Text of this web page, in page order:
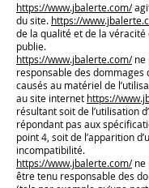
https://www.jbalerte.com/
du site. https://
de la qualité et de la véracité
publie.
https://www.jbalerte.com/ne
responsable des dommages
causés au matériel de
au site internet https://
résultant soit de l’utilisation
répondant pas aux
point 4, soit de l’apparition
incompatibilité.
https://www.jbalerte.com/ne
être tenu responsable des